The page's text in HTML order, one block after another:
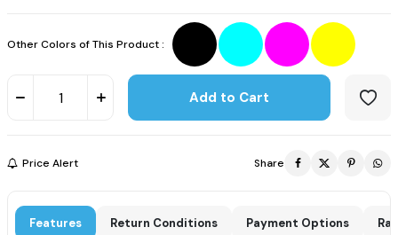
Other Colors of This Product :
Add to Cart
Price Alert Share
Features Return Conditions Payment Options